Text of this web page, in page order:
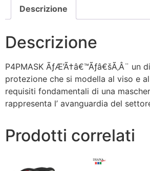
Descrizione
Descrizione
P4PMASK ÃƒÆ’Ã†â€™Ãƒâ€šÃ‚Â¨ un
protezione che si modella al viso e
requisiti fondamentali di una
rappresenta l’ avanguardia del
Prodotti correlati